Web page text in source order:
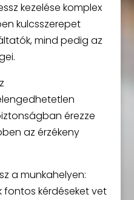
kezelése komplex
kulcsszerepet
mind pedig az
érezze
az érzékeny
a munkahelyen:
fontos kérdéseket vet